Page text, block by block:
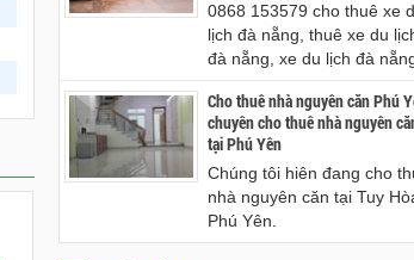
0868 153579 cho thuê xe
lịch đà nẵng, thuê xe du
đà nẵng, xe du lịch đà
Cho thuê nhà nguyên căn Phú
chuyên cho thuê nhà nguyên
tại Phú Yên
Chúng tôi hiên đang cho
nhà nguyên căn tại Tuy
Phú Yên.